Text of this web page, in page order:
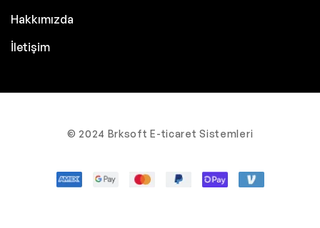
Hakkımızda
İletişim
© 2024 Brksoft E-ticaret Sistemleri